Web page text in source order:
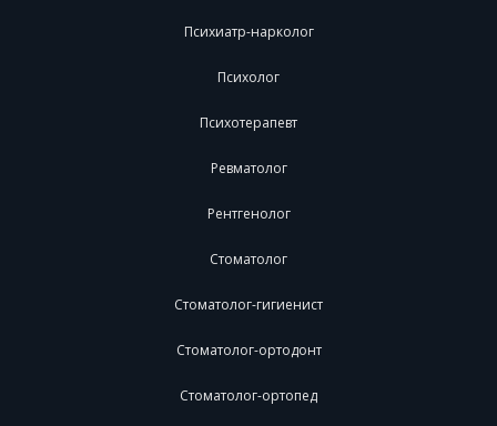
Психиатр-нарколог
Психолог
Психотерапевт
Ревматолог
Рентгенолог
Стоматолог
Стоматолог-гигиенист
Стоматолог-ортодонт
Стоматолог-ортопед